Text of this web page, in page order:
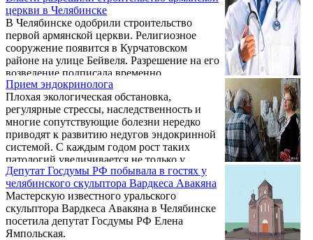
действующий при поддержке местного
армянского культурного центра.
церкви в Челябинске
В Челябинске одобрили строительство
первой армянской церкви. Религиозное
сооружение появится в Курчатовском
районе на улице Бейвеля. Разрешение на его
возведение подписала временно
исполняющая обязанности главы города
Наталья Котова, передает «Челябинск
онлайн».
Прием эндокринолога
Плохая экологическая обстановка,
регулярные стрессы, наследственность и
многие сопутствующие болезни нередко
приводят к развитию недугов эндокринной
системой. С каждым годом рост таких
патологий увеличивается не только у
взрослого населения, но и детей. Лечением,
диагностикой и профилактикой данных
проблем занимается такой специалист, как
эндокринолог.
Депутат Госдумы РФ побывала в гостях у
челябинского скульптора Вардкеса Авакяна
Мастерскую известного уральского
скульптора Вардкеса Авакяна в Челябинске
посетила депутат Госдумы РФ Елена
Ямпольская.